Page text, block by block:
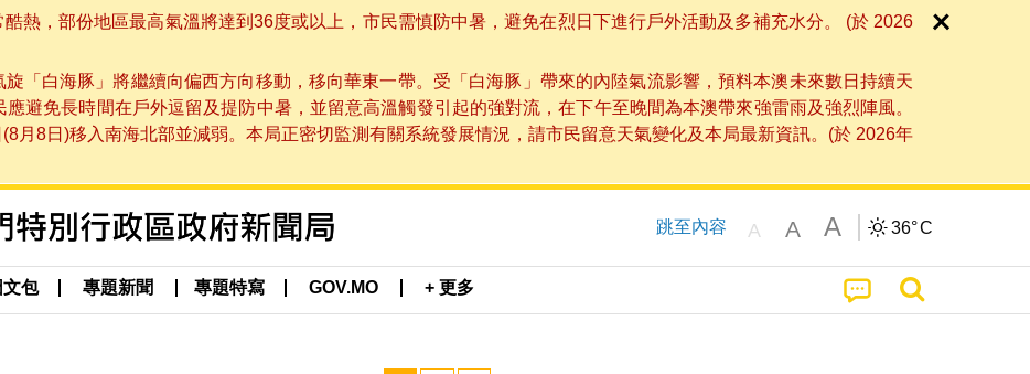
熱，部份地區最高氣溫將達到36度或以上，市民需慎防中暑，避免在烈日下進行戶外活動及多補充水分。 (於 2026
「白海豚」將繼續向偏西方向移動，移向華東一帶。受「白海豚」帶來的內陸氣流影響，預料本澳未來數日持續天
避免長時間在戶外逗留及提防中暑，並留意高溫觸發引起的強對流，在下午至晚間為本澳帶來強雷雨及強烈陣風。
月8日)移入南海北部並減弱。本局正密切監測有關系統發展情況，請市民留意天氣變化及本局最新資訊。(於 2026年
跳至內容 A A A 36°C
文包 專題新聞 專題特寫 GOV.MO + 更多